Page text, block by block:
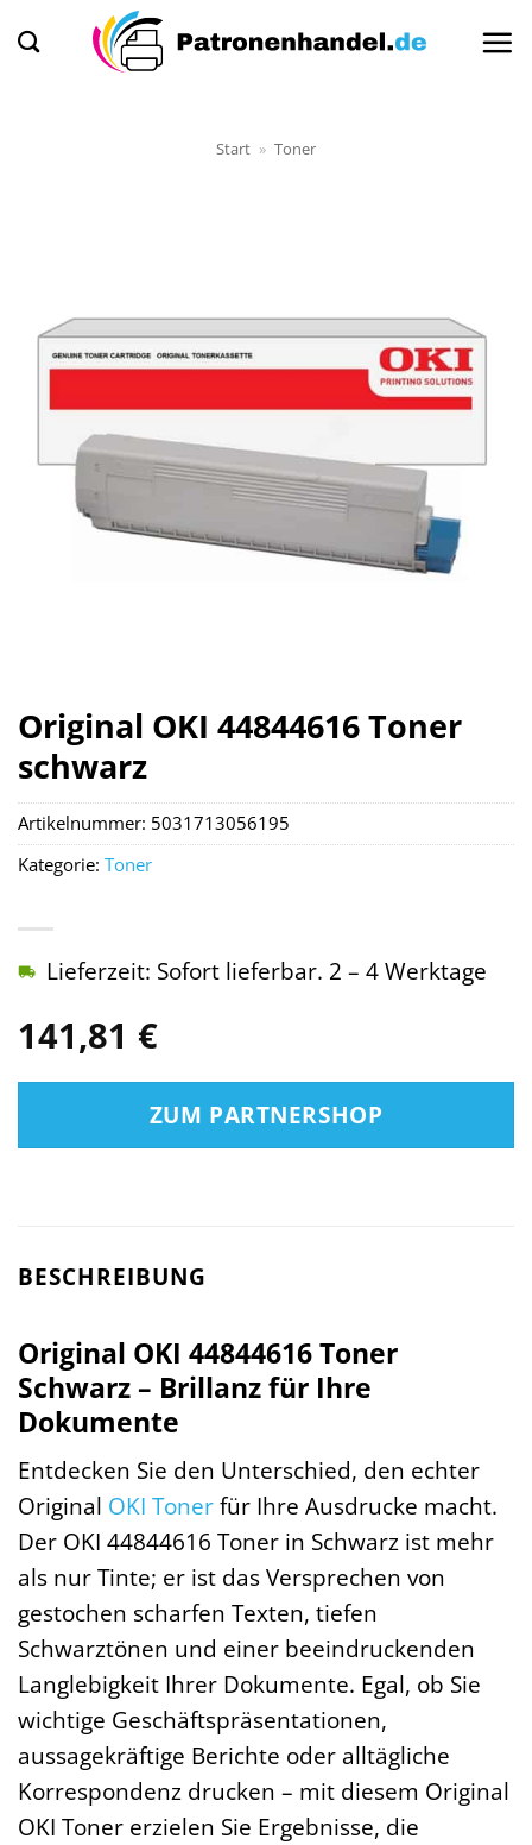
Inhalt
Start » Toner
Original OKI 44844616 Toner
schwarz
141,81 €
Lieferzeit: Sofort lieferbar. 2 – 4 Werktage
ZUM PARTNERSHOP
Artikelnummer: 5031713056195
Kategorie: Toner
BESCHREIBUNG
Original OKI 44844616 Toner
Schwarz – Brillanz für Ihre
Dokumente
Entdecken Sie den Unterschied, den echter
Original OKI Tonerfür Ihre Ausdrucke macht.
Der OKI 44844616 Toner in Schwarz ist mehr
als nur Tinte; er ist das Versprechen von
gestochen scharfen Texten, tiefen
Schwarztönen und einer beeindruckenden
Langlebigkeit Ihrer Dokumente. Egal, ob Sie
wichtige Geschäftspräsentationen,
aussagekräftige Berichte oder alltägliche
Korrespondenz drucken – mit diesem Original
OKI Toner erzielen Sie Ergebnisse, die